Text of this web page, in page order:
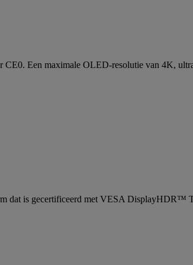
Een maximale OLED-resolutie van 4K,
dat is gecertificeerd met VESA